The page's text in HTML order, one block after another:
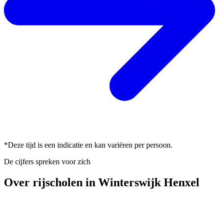
*Deze tijd is een indicatie en kan variëren per persoon.
De cijfers spreken voor zich
Over rijscholen in Winterswijk Henxel